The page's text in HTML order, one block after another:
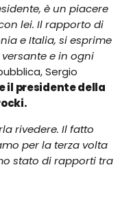
è un piacere
lei. Il rapporto di
e Italia, si esprime
e in ogni
Sergio
il presidente della
rivedere. Il fatto
per la terza volta
stato di rapporti tra